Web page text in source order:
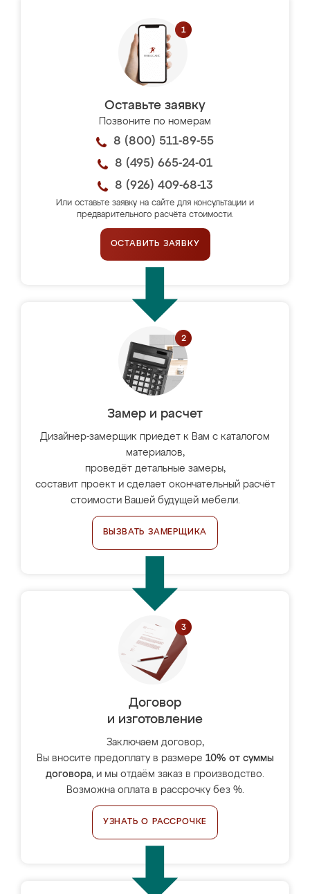
Оставьте заявку
Позвоните по номерам
8 (800) 511-89-55
8 (495) 665-24-01
8 (926) 409-68-13
Или оставьте заявку на сайте для консультации и
предварительного расчёта стоимости.
ОСТАВИТЬ ЗАЯВКУ
Замер и расчет
Дизайнер-замерщик приедет к Вам с каталогом
материалов,
проведёт детальные замеры,
составит проект и сделает окончательный расчёт
стоимости Вашей будущей мебели.
ВЫЗВАТЬ ЗАМЕРЩИКА
Договор
и изготовление
Заключаем договор,
Вы вносите предоплату в размере 10% от суммы
договора, и мы отдаём заказ в производство.
Возможна оплата в рассрочку без %.
УЗНАТЬ О РАССРОЧКЕ